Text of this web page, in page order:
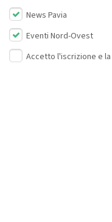
News Pavia
Eventi Nord-Ovest
Accetto l'iscrizione e la